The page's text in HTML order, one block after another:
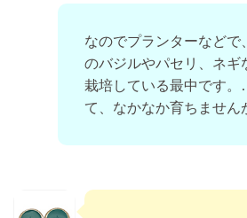
なのでプランターなどで
のバジルやパセリ、ネギ
栽培している最中です。
て、なかなか育ちません